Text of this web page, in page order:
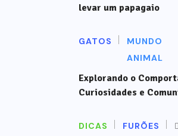
levar um papagaio
GATOS
MUNDO
ANIMAL
Explorando o
Curiosidades e
DICAS FURÕES